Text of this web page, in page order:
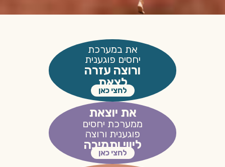
את במערכת
יחסים פוגענית
ורוצה עזרה
לצאת
לחצי כאן
את יוצאת
ממערכת יחסים
פוגענית ורוצה
ליווי ותמיכה
לחצי כאן